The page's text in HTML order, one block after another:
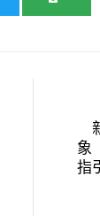
象
指